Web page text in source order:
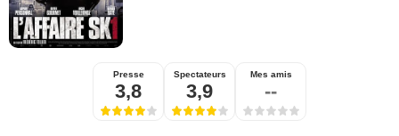
Presse
3,8
Spectateurs
3,9
Mes amis
--